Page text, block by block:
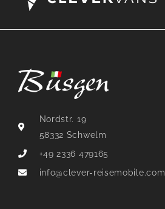
Nordstr. 19
58332 Schwelm
+49 2336 479165
info@clever-reisemobile.com